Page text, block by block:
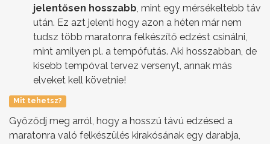
jelentősen hosszabb , mint egy mérsékeltebb táv
után. Ez azt jelenti hogy azon a héten már nem
tudsz több maratonra felkészítő edzést csinálni,
mint amilyen pl. a tempófutás. Aki hosszabban, de
kisebb tempóval tervez versenyt, annak más
elveket kell követnie!
Mit tehetsz?
Győződj meg arról, hogy a hosszú távú edzésed a
maratonra való felkészülés kirakósának egy darabja,